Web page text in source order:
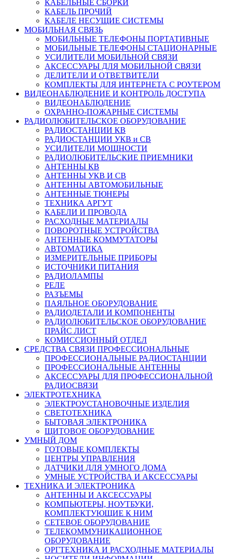
КАБЕЛЬНЫЕ СБОРКИ
КАБЕЛЬ ПРОЧИЙ
КАБЕЛЕ НЕСУЩИЕ СИСТЕМЫ
МОБИЛЬНАЯ СВЯЗЬ
МОБИЛЬНЫЕ ТЕЛЕФОНЫ ПОРТАТИВНЫЕ
МОБИЛЬНЫЕ ТЕЛЕФОНЫ СТАЦИОНАРНЫЕ
УСИЛИТЕЛИ МОБИЛЬНОЙ СВЯЗИ
АКСЕССУАРЫ ДЛЯ МОБИЛЬНОЙ СВЯЗИ
ДЕЛИТЕЛИ И ОТВЕТВИТЕЛИ
КОМПЛЕКТЫ ДЛЯ ИНТЕРНЕТА С РОУТЕРОМ
ВИДЕОНАБЛЮДЕНИЕ И КОНТРОЛЬ ДОСТУПА
ВИДЕОНАБЛЮДЕНИЕ
ОХРАННО-ПОЖАРНЫЕ СИСТЕМЫ
РАДИОЛЮБИТЕЛЬСКОЕ ОБОРУДОВАНИЕ
РАДИОСТАНЦИИ КВ
РАДИОСТАНЦИИ УКВ и СВ
УСИЛИТЕЛИ МОЩНОСТИ
РАДИОЛЮБИТЕЛЬСКИЕ ПРИЕМНИКИ
АНТЕННЫ КВ
АНТЕННЫ УКВ И СВ
АНТЕННЫ АВТОМОБИЛЬНЫЕ
АНТЕННЫЕ ТЮНЕРЫ
ТЕХНИКА АРГУТ
КАБЕЛИ И ПРОВОДА
РАСХОДНЫЕ МАТЕРИАЛЫ
ПОВОРОТНЫЕ УСТРОЙСТВА
АНТЕННЫЕ КОММУТАТОРЫ
АВТОМАТИКА
ИЗМЕРИТЕЛЬНЫЕ ПРИБОРЫ
ИСТОЧНИКИ ПИТАНИЯ
РАДИОЛАМПЫ
РЕЛЕ
РАЗЪЕМЫ
ПАЯЛЬНОЕ ОБОРУДОВАНИЕ
РАДИОДЕТАЛИ И КОМПОНЕНТЫ
РАДИОЛЮБИТЕЛЬСКОЕ ОБОРУДОВАНИЕ
ПРАЙС ЛИСТ
КОМИССИОННЫЙ ОТДЕЛ
СРЕДСТВА СВЯЗИ ПРОФЕССИОНАЛЬНЫЕ
ПРОФЕССИОНАЛЬНЫЕ РАДИОСТАНЦИИ
ПРОФЕССИОНАЛЬНЫЕ АНТЕННЫ
АКСЕССУАРЫ ДЛЯ ПРОФЕССИОНАЛЬНОЙ
РАДИОСВЯЗИ
ЭЛЕКТРОТЕХНИКА
ЭЛЕКТРОУСТАНОВОЧНЫЕ ИЗДЕЛИЯ
СВЕТОТЕХНИКА
БЫТОВАЯ ЭЛЕКТРОНИКА
ЩИТОВОЕ ОБОРУДОВАНИЕ
УМНЫЙ ДОМ
ГОТОВЫЕ КОМПЛЕКТЫ
ЦЕНТРЫ УПРАВЛЕНИЯ
ДАТЧИКИ ДЛЯ УМНОГО ДОМА
УМНЫЕ УСТРОЙСТВА И АКСЕССУАРЫ
ТЕХНИКА И ЭЛЕКТРОНИКА
АНТЕННЫ И АКСЕССУАРЫ
КОМПЬЮТЕРЫ, НОУТБУКИ,
КОМПЛЕКТУЮЩИЕ К НИМ
СЕТЕВОЕ ОБОРУДОВАНИЕ
ТЕЛЕКОММУНИКАЦИОННОЕ
ОБОРУДОВАНИЕ
ОРГТЕХНИКА И РАСХОДНЫЕ МАТЕРИАЛЫ